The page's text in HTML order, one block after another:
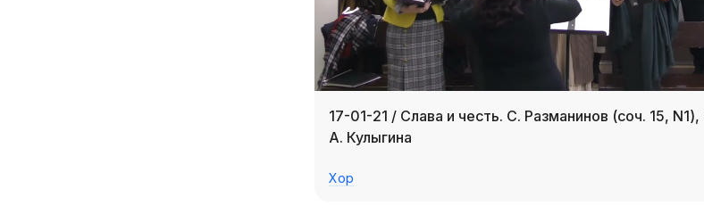
17-01-21 / Слава и честь. С. Разманинов (соч. 15,
А. Кулыгина
Хор